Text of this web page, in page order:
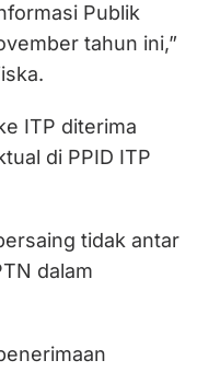
Publik
tahun ini,”
ITP diterima
di PPID ITP
tidak antar
dalam